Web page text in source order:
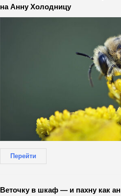
на Анну Холодницу
Перейти
Веточку в шкаф — и пахну как